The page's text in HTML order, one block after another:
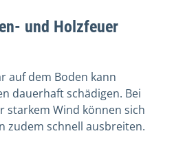
und Holzfeuer
auf dem Boden kann
dauerhaft schädigen. Bei
starkem Wind können sich
zudem schnell ausbreiten.